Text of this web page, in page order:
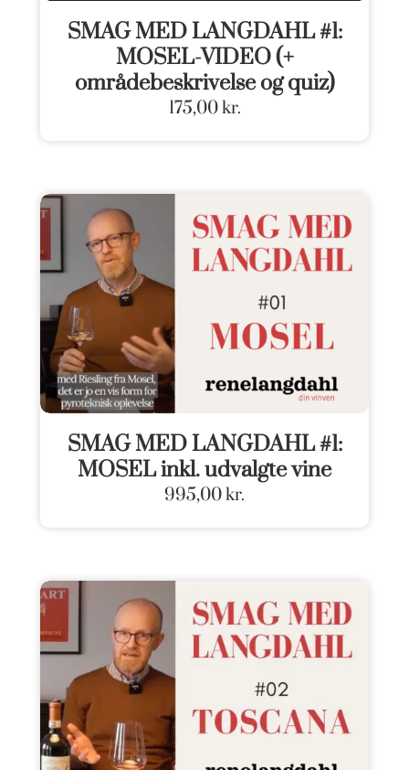
SMAG MED LANGDAHL #1:
MOSEL-VIDEO (+
områdebeskrivelse og quiz)
175,00kr.
SMAG MED LANGDAHL #1:
MOSEL inkl. udvalgte vine
995,00kr.